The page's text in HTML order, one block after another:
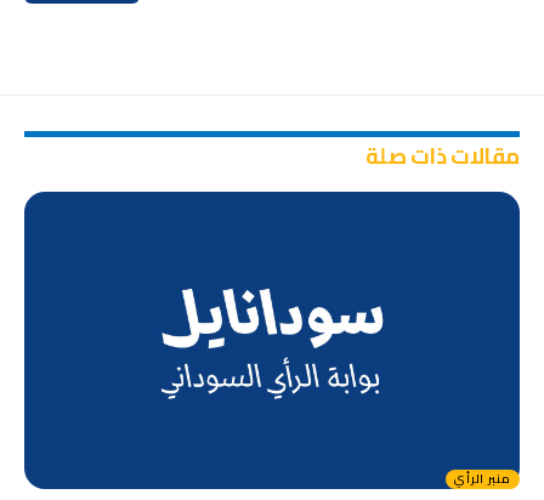
مقالات ذات صلة
منبر الرأي